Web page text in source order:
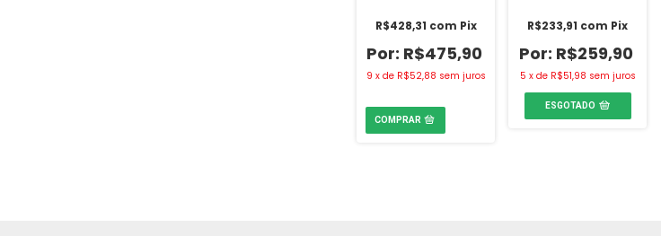
R$475,90
R$428,31 com Pix
9 x de R$52,88 sem juros
R$259,90
R$233,91 com Pix
5 x de R$51,98 sem juros
ESGOTADO